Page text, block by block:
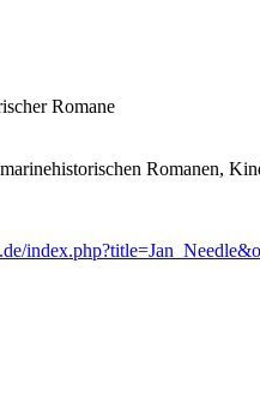
Romane
Romanen,